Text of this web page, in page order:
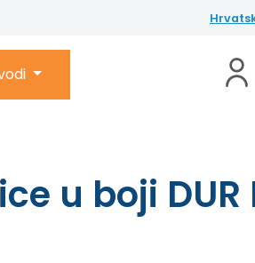
u boji DUR